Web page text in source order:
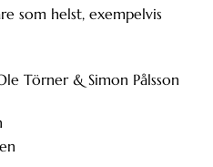
som helst, exempelvis
Törner & Simon Pålsson